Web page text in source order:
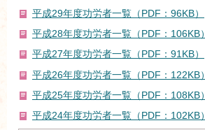
平成29年度功労者一覧（PDF：96KB）
平成28年度功労者一覧（PDF：106KB）
平成27年度功労者一覧（PDF：91KB）
平成26年度功労者一覧（PDF：122KB）
平成25年度功労者一覧（PDF：108KB）
平成24年度功労者一覧（PDF：102KB）